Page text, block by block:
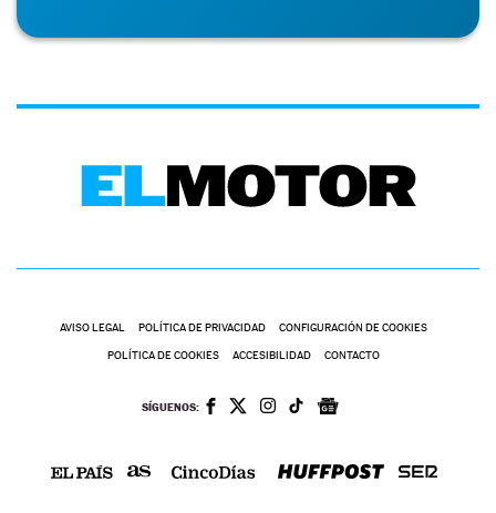
AVISO LEGAL POLÍTICA DE PRIVACIDAD CONFIGURACIÓN DE COOKIES
POLÍTICA DE COOKIES ACCESIBILIDAD CONTACTO
SÍGUENOS: